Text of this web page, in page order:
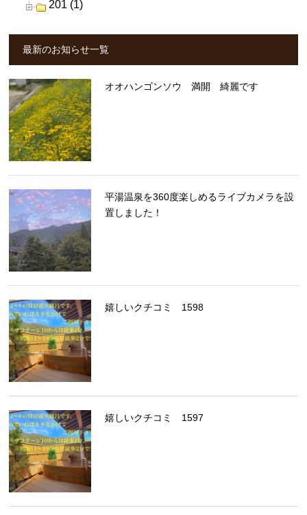
201 (1)
最新のお知らせ一覧
オオハンゴンソウ 満開 綺麗です
平湯温泉を360度楽しめるライブカメラを設
置しました！
嬉しいクチコミ 1598
嬉しいクチコミ 1597